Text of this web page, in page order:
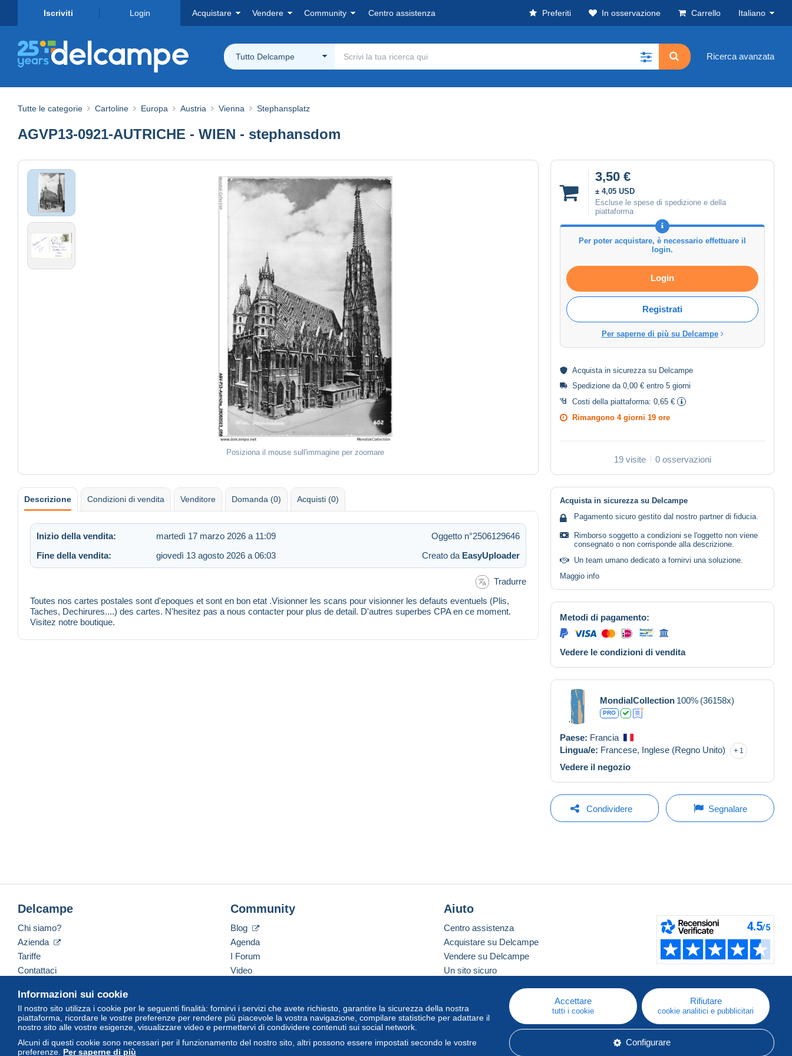
Iscriviti Login Acquistare Vendere Community Centro assistenza Preferiti In osservazione Carrello Italiano
Tutto Delcampe Ricerca avanzata
Tutte le categorie Cartoline Europa Austria Vienna Stephansplatz
AGVP13-0921-AUTRICHE - WIEN - stephansdom
Posiziona il mouse sull'immagine per zoomare
3,50 €
± 4,05 USD
Escluse le spese di spedizione e della
piattaforma
Per poter acquistare, è necessario effettuare il
login.
Login
Registrati
Per saperne di più su Delcampe
Acquista in sicurezza su Delcampe
Spedizione da 0,00 € entro 5 giorni
Costi della piattaforma: 0,65 €
Rimangono 4 giorni 19 ore
19 visite 0 osservazioni
Descrizione Condizioni di vendita Venditore Domanda (0) Acquisti (0)
Inizio della vendita: martedì 17 marzo 2026 a 11:09
Oggetto n°2506129646
Fine della vendita:
giovedì 13 agosto 2026 a 06:03 Creato da EasyUploader
Tradurre
Toutes nos cartes postales sont d'epoques et sont en bon etat .Visionner les scans pour visionner les defauts eventuels (Plis,
Taches, Dechirures....) des cartes. N'hesitez pas a nous contacter pour plus de detail. D'autres superbes CPA en ce moment.
Visitez notre boutique.
Acquista in sicurezza su Delcampe
Pagamento sicuro gestito dal nostro partner di fiducia.
Rimborso soggetto a condizioni se l'oggetto non viene
consegnato o non corrisponde alla descrizione.
Un team umano dedicato a fornirvi una soluzione.
Maggio info
Metodi di pagamento:
Vedere le condizioni di vendita
MondialCollection 100% (36158x)
PRO
Paese: Francia
Lingua/e: Francese, Inglese (Regno Unito) 1
Vedere il negozio
Condividere Segnalare
Informazioni sui cookie
Il nostro sito utilizza i cookie per le seguenti finalità: fornirvi i servizi che avete richiesto, garantire la sicurezza della nostra
piattaforma, ricordare le vostre preferenze per rendere più piacevole la vostra navigazione, compilare statistiche per adattare il
nostro sito alle vostre esigenze, visualizzare video e permettervi di condividere contenuti sui social network.
Alcuni di questi cookie sono necessari per il funzionamento del nostro sito, altri possono essere impostati secondo le vostre
preferenze. Per saperne di più
Accettare
tutti i cookie
Rifiutare
cookie analitici e pubblicitari
Configurare
Delcampe
Chi siamo?
Azienda
Tariffe
Contattaci
Community
Blog
Agenda
I Forum
Video
Aiuto
Centro assistenza
Acquistare su Delcampe
Vendere su Delcampe
Un sito sicuro
Italiano USD America/Indiana/Vevay Versione standard
© Delcampe International Srl. Tutti i diritti riservati.